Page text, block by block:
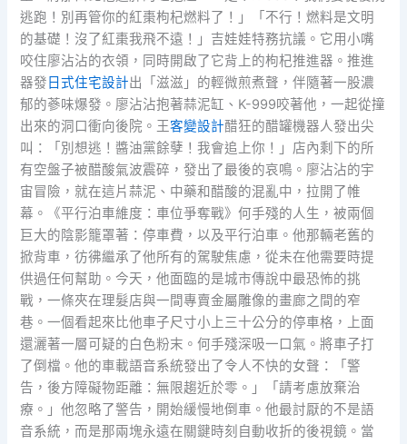
逃跑！別再管你的紅棗枸杞燃料了！」「不行！燃料是文明
的基礎！沒了紅棗我飛不遠！」吉娃娃特務抗議。它用小嘴
咬住廖沾沾的衣領，同時開啟了它背上的枸杞推進器。推進
器發 日式住宅設計出「滋滋」的輕微煎煮聲，伴隨著一股濃
郁的蔘味爆發。廖沾沾抱著蒜泥缸、K-999咬著他，一起從撞
出來的洞口衝向後院。王客變設計醋狂的醋罐機器人發出尖
叫：「別想逃！醬油黨餘孽！我會追上你！」店內剩下的所
有空盤子被醋酸氣波震碎，發出了最後的哀鳴。廖沾沾的宇
宙冒險，就在這片蒜泥、中藥和醋酸的混亂中，拉開了帷
幕。《平行泊車維度：車位爭奪戰》何手殘的人生，被兩個
巨大的陰影籠罩著：停車費，以及平行泊車。他那輛老舊的
掀背車，彷彿繼承了他所有的駕駛焦慮，從未在他需要時提
供過任何幫助。今天，他面臨的是城市傳說中最恐怖的挑
戰，一條夾在理髮店與一間專賣金屬雕像的畫廊之間的窄
巷。一個看起來比他車子尺寸小上三十公分的停車格，上面
還灑著一層可疑的白色粉末。何手殘深吸一口氣。將車子打
了倒檔。他的車載語音系統發出了令人不快的女聲：「警
告，後方障礙物距離：無限趨近於零。」「請考慮放棄治
療。」他忽略了警告，開始緩慢地倒車。他最討厭的不是語
音系統，而是那兩塊永遠在關鍵時刻自動收折的後視鏡。當